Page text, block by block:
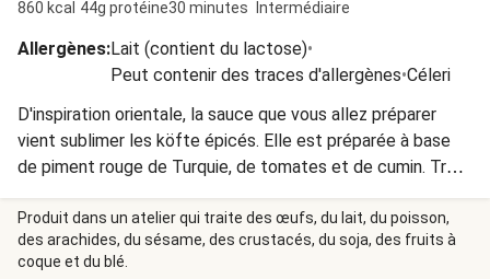
860 kcal 44g protéine30 minutes
Intermédiaire
Allergènes:Lait (contient du lactose)•
Peut contenir des traces d'allergènes•Céleri
D'inspiration orientale, la sauce que vous allez préparer
vient sublimer les köfte épicés. Elle est préparée à base
de piment rouge de Turquie, de tomates et de cumin. Très
doux en goût, le piment doit être taillé en tout petits
morceaux. Vous allez accompagner ce plat de purée de
pommes de terre pour une touche de simplicité.
Produit dans un atelier qui traite des œufs, du lait, du poisson,
des arachides, du sésame, des crustacés, du soja, des fruits à
coque et du blé.